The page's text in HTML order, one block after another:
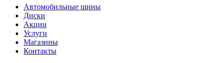
Автомобильные шины
Диски
Акции
Услуги
Магазины
Контакты